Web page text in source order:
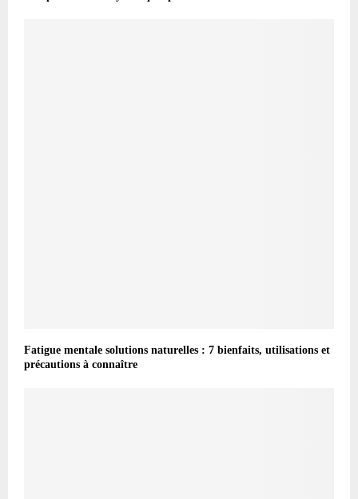
Fatigue mentale solutions naturelles : 7 bienfaits, utilisations et
précautions à connaître